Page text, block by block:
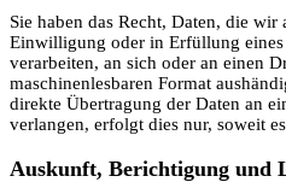
Sie haben das Recht, Daten, die
Einwilligung oder in Erfüllung eines
verarbeiten, an sich oder an einen
maschinenlesbaren Format
direkte Übertragung der Daten an
verlangen, erfolgt dies nur, soweit
Auskunft, Berichtigung und